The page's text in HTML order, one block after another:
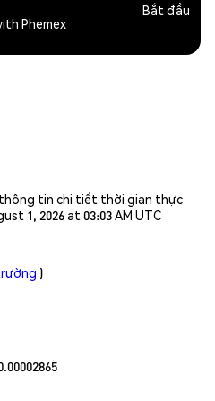
Phemex
Bắt đầu
tin chi tiết thời gian thực
1, 2026 at 03:03 AM UTC
)